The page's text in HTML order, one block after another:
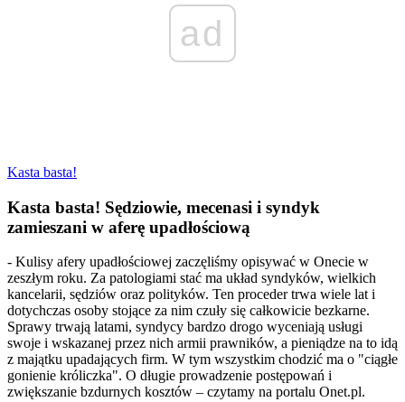
ad
Kasta basta!
Kasta basta! Sędziowie, mecenasi i syndyk
zamieszani w aferę upadłościową
- Kulisy afery upadłościowej zaczęliśmy opisywać w Onecie w
zeszłym roku. Za patologiami stać ma układ syndyków, wielkich
kancelarii, sędziów oraz polityków. Ten proceder trwa wiele lat i
dotychczas osoby stojące za nim czuły się całkowicie bezkarne.
Sprawy trwają latami, syndycy bardzo drogo wyceniają usługi
swoje i wskazanej przez nich armii prawników, a pieniądze na to idą
z majątku upadających firm. W tym wszystkim chodzić ma o "ciągłe
gonienie króliczka". O długie prowadzenie postępowań i
zwiększanie bzdurnych kosztów – czytamy na portalu Onet.pl.